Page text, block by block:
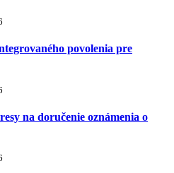
povolenia pre
na doručenie oznámenia o